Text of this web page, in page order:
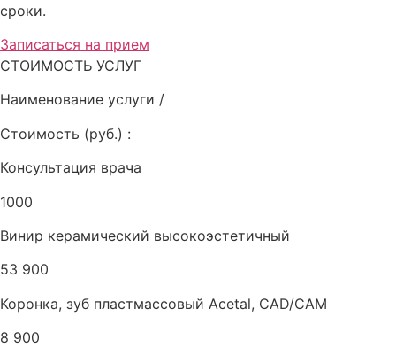
сроки.
Записаться на прием
СТОИМОСТЬ УСЛУГ
Наименование услуги /
Стоимость (руб.) :
Консультация врача
1000
Винир керамический высокоэстетичный
53 900
Коронка, зуб пластмассовый Acetal, CAD/CAM
8 900